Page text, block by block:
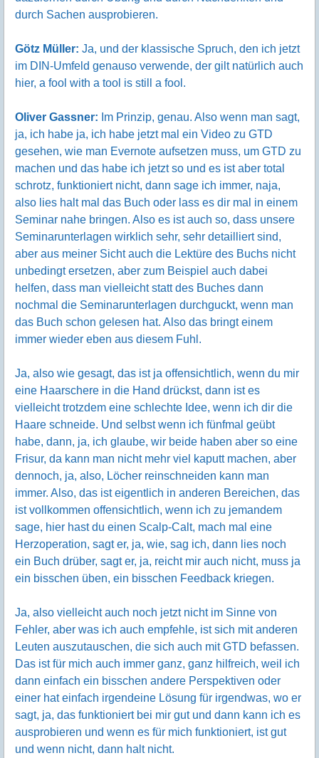
durch Sachen ausprobieren.
Götz Müller: Ja, und der klassische Spruch, den ich jetzt
im DIN-Umfeld genauso verwende, der gilt natürlich auch
hier, a fool with a tool is still a fool.
Oliver Gassner: Im Prinzip, genau. Also wenn man sagt,
ja, ich habe ja, ich habe jetzt mal ein Video zu GTD
gesehen, wie man Evernote aufsetzen muss, um GTD zu
machen und das habe ich jetzt so und es ist aber total
schrotz, funktioniert nicht, dann sage ich immer, naja,
also lies halt mal das Buch oder lass es dir mal in einem
Seminar nahe bringen. Also es ist auch so, dass unsere
Seminarunterlagen wirklich sehr, sehr detailliert sind,
aber aus meiner Sicht auch die Lektüre des Buchs nicht
unbedingt ersetzen, aber zum Beispiel auch dabei
helfen, dass man vielleicht statt des Buches dann
nochmal die Seminarunterlagen durchguckt, wenn man
das Buch schon gelesen hat. Also das bringt einem
immer wieder eben aus diesem Fuhl.
Ja, also wie gesagt, das ist ja offensichtlich, wenn du mir
eine Haarschere in die Hand drückst, dann ist es
vielleicht trotzdem eine schlechte Idee, wenn ich dir die
Haare schneide. Und selbst wenn ich fünfmal geübt
habe, dann, ja, ich glaube, wir beide haben aber so eine
Frisur, da kann man nicht mehr viel kaputt machen, aber
dennoch, ja, also, Löcher reinschneiden kann man
immer. Also, das ist eigentlich in anderen Bereichen, das
ist vollkommen offensichtlich, wenn ich zu jemandem
sage, hier hast du einen Scalp-Calt, mach mal eine
Herzoperation, sagt er, ja, wie, sag ich, dann lies noch
ein Buch drüber, sagt er, ja, reicht mir auch nicht, muss ja
ein bisschen üben, ein bisschen Feedback kriegen.
Ja, also vielleicht auch noch jetzt nicht im Sinne von
Fehler, aber was ich auch empfehle, ist sich mit anderen
Leuten auszutauschen, die sich auch mit GTD befassen.
Das ist für mich auch immer ganz, ganz hilfreich, weil ich
dann einfach ein bisschen andere Perspektiven oder
einer hat einfach irgendeine Lösung für irgendwas, wo er
sagt, ja, das funktioniert bei mir gut und dann kann ich es
ausprobieren und wenn es für mich funktioniert, ist gut
und wenn nicht, dann halt nicht.